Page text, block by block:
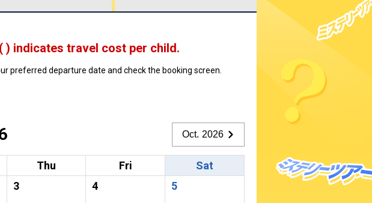
( ) indicates travel cost per child.
preferred departure date and check the booking screen.
Oct. 2026
Thu Fri
Sat
3 4 5